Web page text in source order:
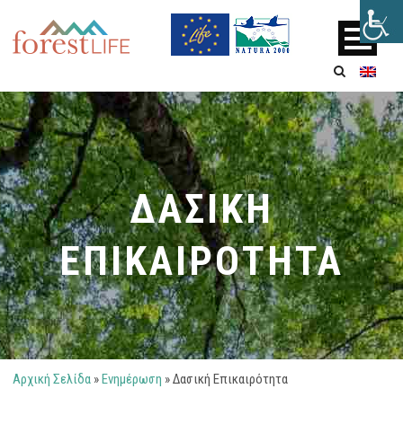
ΔΑΣΙΚΗ
ΕΠΙΚΑΙΡΟΤΗΤΑ
Αρχική Σελίδα »Ενημέρωση »Δασική Επικαιρότητα